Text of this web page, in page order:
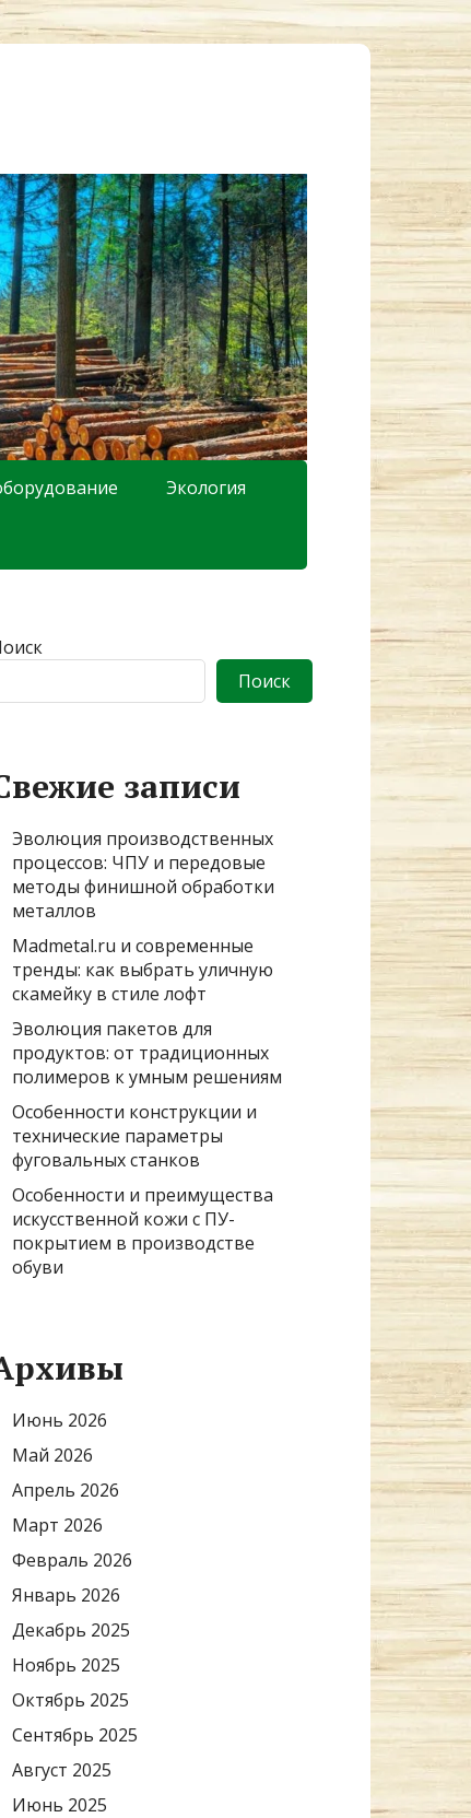
Экология
Поиск
записи
Эволюция производственных
процессов: ЧПУ и передовые
методы финишной обработки
металлов
Madmetal.ru и современные
тренды: как выбрать уличную
скамейку в стиле лофт
Эволюция пакетов для
продуктов: от традиционных
полимеров к умным решениям
Особенности конструкции и
технические параметры
фуговальных станков
Особенности и преимущества
искусственной кожи с ПУ-
покрытием в производстве
обуви
Июнь 2026
Май 2026
Апрель 2026
Март 2026
Февраль 2026
Январь 2026
Декабрь 2025
Ноябрь 2025
Октябрь 2025
Сентябрь 2025
Август 2025
Июнь 2025